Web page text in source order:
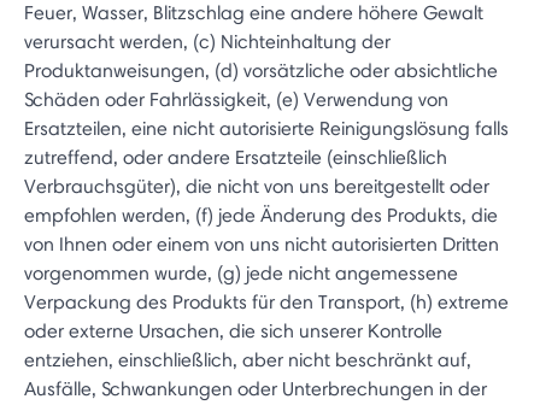
Feuer, Wasser, Blitzschlag eine andere höhere Gewalt
verursacht werden, (c) Nichteinhaltung der
Produktanweisungen, (d) vorsätzliche oder absichtliche
Schäden oder Fahrlässigkeit, (e) Verwendung von
Ersatzteilen, eine nicht autorisierte Reinigungslösung falls
zutreffend, oder andere Ersatzteile (einschließlich
Verbrauchsgüter), die nicht von uns bereitgestellt oder
empfohlen werden, (f) jede Änderung des Produkts, die
von Ihnen oder einem von uns nicht autorisierten Dritten
vorgenommen wurde, (g) jede nicht angemessene
Verpackung des Produkts für den Transport, (h) extreme
oder externe Ursachen, die sich unserer Kontrolle
entziehen, einschließlich, aber nicht beschränkt auf,
Ausfälle, Schwankungen oder Unterbrechungen in der